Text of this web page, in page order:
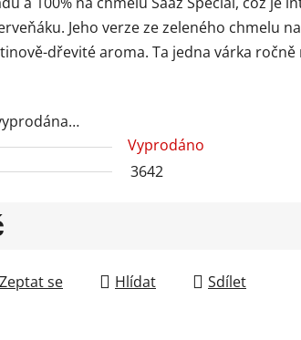
Jeho verze ze zeleného chmelu
dřevité aroma. Ta jedna várka ročně
Vyprodáno
3642
Zeptat se Hlídat Sdílet